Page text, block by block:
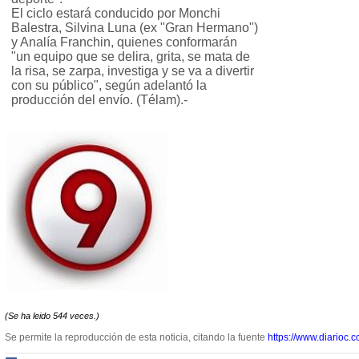
El ciclo estará conducido por Monchi
Balestra, Silvina Luna (ex "Gran Hermano")
y Analía Franchin, quienes conformarán
"un equipo que se delira, grita, se mata de
la risa, se zarpa, investiga y se va a divertir
con su público", según adelantó la
producción del envío. (Télam).-
(Se ha leido 544 veces.)
Se permite la reproducción de esta noticia, citando la fuente https://